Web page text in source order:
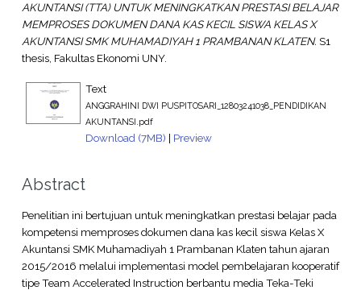
AKUNTANSI (TTA) UNTUK MENINGKATKAN PRESTASI BELAJAR
MEMPROSES DOKUMEN DANA KAS KECIL SISWA KELAS X
AKUNTANSI SMK MUHAMADIYAH 1 PRAMBANAN KLATEN. S1
thesis, Fakultas Ekonomi UNY.
Text
ANGGRAHINI DWI PUSPITOSARI_12803241038_PENDIDIKAN
AKUNTANSI.pdf
Download (7MB) | Preview
Abstract
Penelitian ini bertujuan untuk meningkatkan prestasi belajar pada
kompetensi memproses dokumen dana kas kecil siswa Kelas X
Akuntansi SMK Muhamadiyah 1 Prambanan Klaten tahun ajaran
2015/2016 melalui implementasi model pembelajaran kooperatif
tipe Team Accelerated Instruction berbantu media Teka-Teki